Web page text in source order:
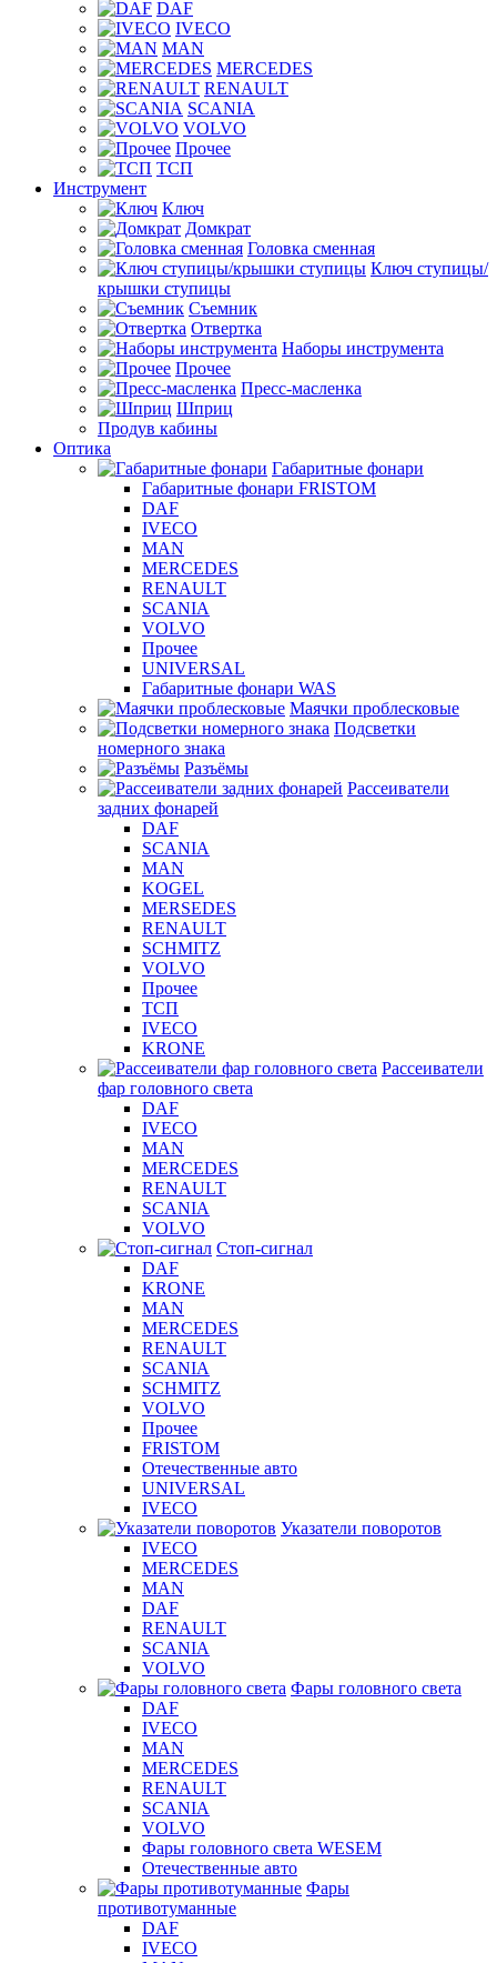
DAF
IVECO
MAN
MERCEDES
RENAULT
SCANIA
VOLVO
Прочее
ТСП
Инструмент
Ключ
Домкрат
Головка сменная
Ключ ступицы/
крышки ступицы
Съемник
Отвертка
Наборы инструмента
Прочее
Пресс-масленка
Шприц
Продув кабины
Оптика
Габаритные фонари
Габаритные фонари FRISTOM
DAF
IVECO
MAN
MERCEDES
RENAULT
SCANIA
VOLVO
Прочее
UNIVERSAL
Габаритные фонари WAS
Маячки проблесковые
Подсветки
номерного знака
Разъёмы
Рассеиватели
задних фонарей
DAF
SCANIA
MAN
KOGEL
MERSEDES
RENAULT
SCHMITZ
VOLVO
Прочее
ТСП
IVECO
KRONE
Рассеиватели
фар головного света
DAF
IVECO
MAN
MERCEDES
RENAULT
SCANIA
VOLVO
Стоп-сигнал
DAF
KRONE
MAN
MERCEDES
RENAULT
SCANIA
SCHMITZ
VOLVO
Прочее
FRISTOM
Отечественные авто
UNIVERSAL
IVECO
Указатели поворотов
IVECO
MERCEDES
MAN
DAF
RENAULT
SCANIA
VOLVO
Фары головного света
DAF
IVECO
MAN
MERCEDES
RENAULT
SCANIA
VOLVO
Фары головного света WESEM
Отечественные авто
Фары
противотуманные
DAF
IVECO